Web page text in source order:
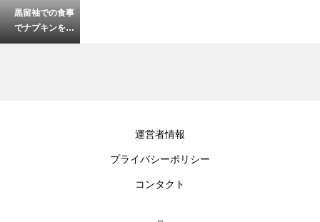
黒留袖での食事
でナプキンを美
しく使う！着物
運営者情報
プライバシーポリシー
コンタクト